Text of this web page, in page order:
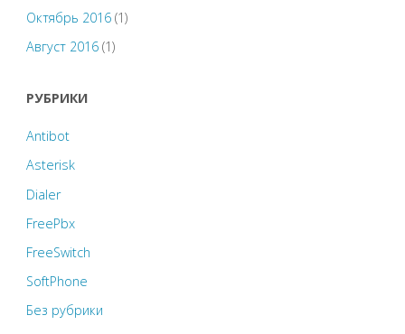
Октябрь 2016(1)
Август 2016(1)
РУБРИКИ
Antibot
Asterisk
Dialer
FreePbx
FreeSwitch
SoftPhone
Без рубрики